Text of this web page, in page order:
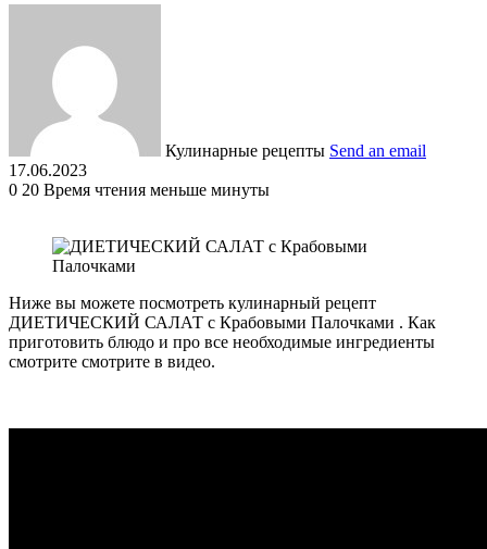
Кулинарные рецепты Send an email
17.06.2023
0 20 Время чтения меньше минуты
Ниже вы можете посмотреть кулинарный рецепт
ДИЕТИЧЕСКИЙ САЛАТ с Крабовыми Палочками . Как
приготовить блюдо и про все необходимые ингредиенты
смотрите смотрите в видео.